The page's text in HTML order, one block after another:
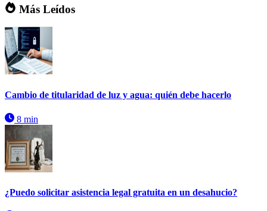
Más Leídos
Cambio de titularidad de luz y agua: quién debe hacerlo
8 min
¿Puedo solicitar asistencia legal gratuita en un desahucio?